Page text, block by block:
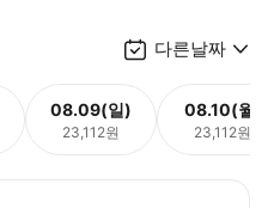
다른날짜
08.09(일)
23,112원
08.10(월)
23,112원